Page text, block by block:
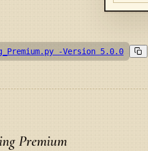
-Version 5.0.0
Premium